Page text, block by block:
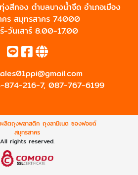
สีทอง ตำบลบางน้ำจืด อำเภอเมือง
คร สมุทรสาคร 74000
-วันเสาร์ 8.00-17.00
874-216-7, 087-767-6199
ผลิตถุงพลาสติก ถุงลามิเนต ซองฟอยด์
สมุทรสาคร
All rights reserved.